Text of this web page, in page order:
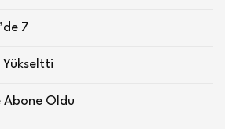
7
Yükseltti
Abone Oldu